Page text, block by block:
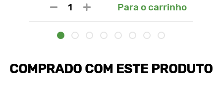
Para o carrinho
COMPRADO COM ESTE PRODUTO